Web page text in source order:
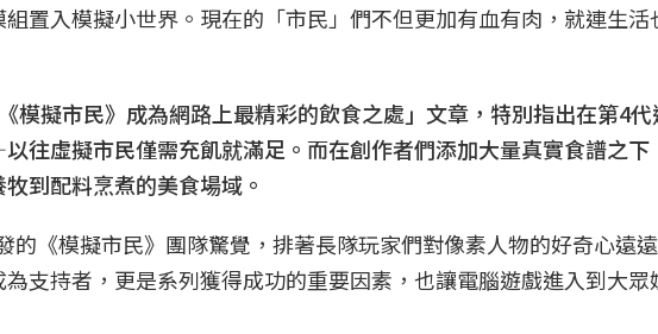
置入模擬小世界。現在的「市民」們不但更加有血有肉，就連生活
模擬市民》成為網路上最精彩的飲食之處」文章，特別指出在第4
往虛擬市民僅需充飢就滿足。而在創作者們添加大量真實食譜之下
到配料烹煮的美食場域。
的《模擬市民》團隊驚覺，排著長隊玩家們對像素人物的好奇心遠
支持者，更是系列獲得成功的重要因素，也讓電腦遊戲進入到大眾